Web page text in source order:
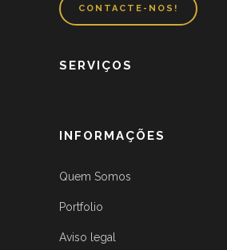
CONTACTE-NOS!
SERVIÇOS
INFORMAÇÕES
Quem Somos
Portfolio
Aviso legal